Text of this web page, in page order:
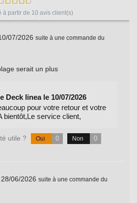
à partir de 10 avis client(s)
07/2026 suite à une commande du
serait un plus
Deck linea le 10/07/2026
pour votre retour et votre
bientôt,Le service client,
utile ? Oui 0 Non 0
06/2026 suite à une commande du